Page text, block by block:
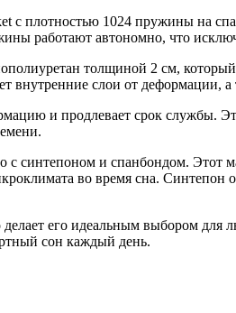
1024 пружины на
работают автономно, что
толщиной 2 см,
слои от деформации,
и продлевает срок службы.
с синтепоном и спанбондом. Этот
во время сна. Синтепон
его идеальным выбором
сон каждый день.